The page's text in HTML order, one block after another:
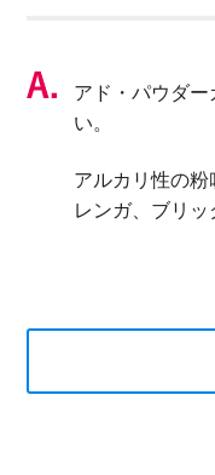
アド・パウダー
い。
アルカリ性の
レンガ、ブリッ